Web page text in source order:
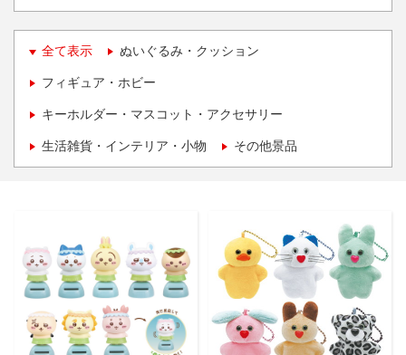
全て表示 ぬいぐるみ・クッション
フィギュア・ホビー
キーホルダー・マスコット・アクセサリー
生活雑貨・インテリア・小物 その他景品